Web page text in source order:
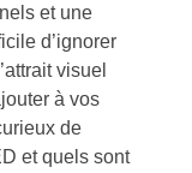
et une
d’ignorer
visuel
à vos
de
et quels sont